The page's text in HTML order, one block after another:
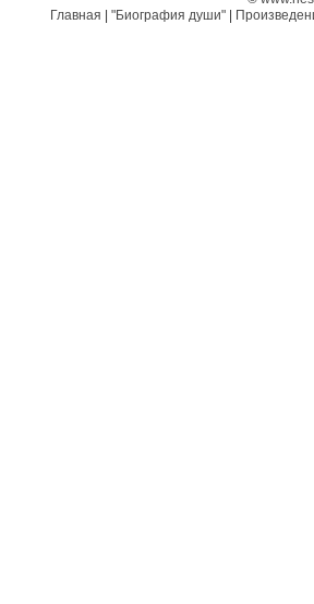
Главная
"Биография души"